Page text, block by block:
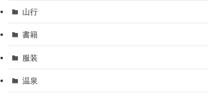
山行
書籍
服装
温泉